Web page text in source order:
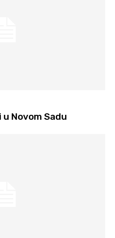
Novom Sadu